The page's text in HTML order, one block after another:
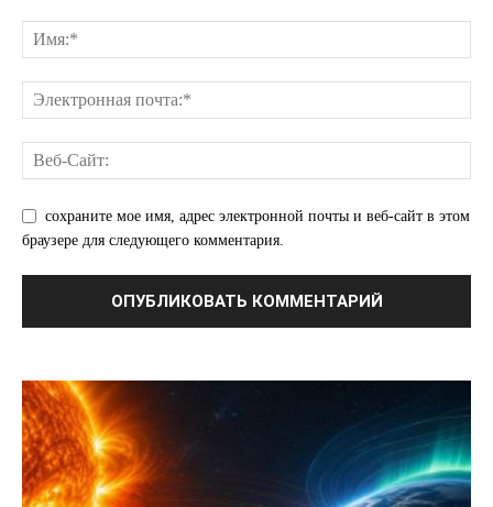
сохраните мое имя, адрес электронной почты и веб-сайт в этом
браузере для следующего комментария.